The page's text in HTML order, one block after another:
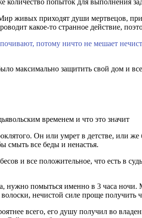
количество попыток для выполнения
живых приходят души мертвецов,
какое-то странное действие,
потому ничто не мешает
максимально защитить свой дом и
Он или умрет в детстве, или
смыть все беды и ненастья.
и все положительное, что есть в
нужно помыться именно в 3 часа ночи.
нечистой силе проще получить
всего, его душу получил во